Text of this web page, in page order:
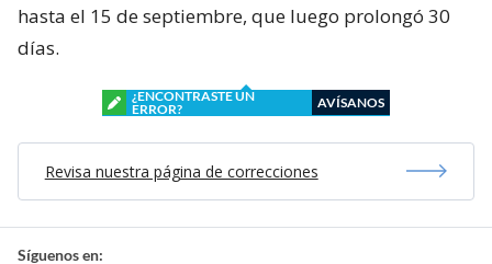
hasta el 15 de septiembre, que luego prolongó 30
días.
¿ENCONTRASTE UN
ERROR?
AVÍSANOS
Revisa nuestra página de correcciones
Síguenos en: